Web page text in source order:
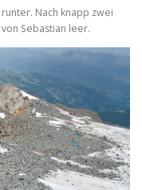
Nach knapp zwei
Sebastian leer.